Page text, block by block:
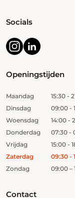
Contact
Openingstijden
Maandag
15:30 -
Dinsdag
09:00 -
Woensdag
14:00 -
Donderdag
07:30 -
Vrijdag
15:00 -
Zaterdag
09:30 -
Zondag
09:00 –
Socials